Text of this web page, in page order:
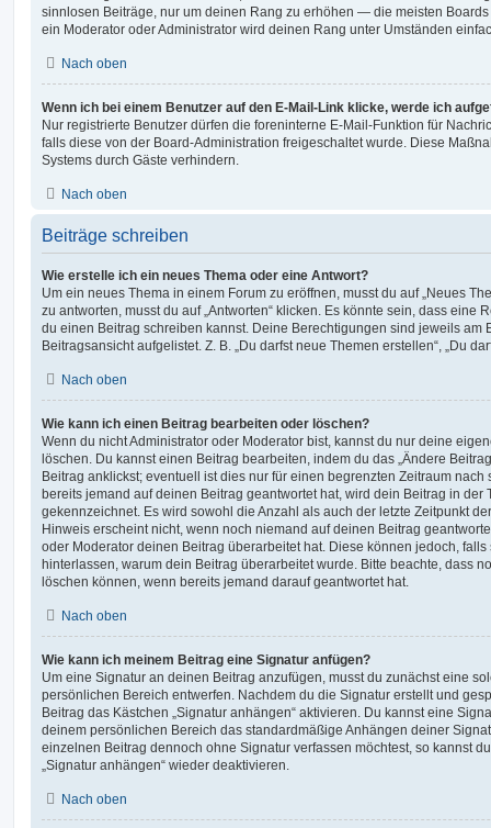
sinnlosen Beiträge, nur um deinen Rang zu erhöhen — die meisten
ein Moderator oder Administrator wird deinen Rang unter Umständen
Nach oben
Wenn ich bei einem Benutzer auf den E-Mail-Link klicke, werde ich
Nur registrierte Benutzer dürfen die foreninterne E-Mail-Funktion für
falls diese von der Board-Administration freigeschaltet wurde. Diese
Systems durch Gäste verhindern.
Nach oben
Beiträge schreiben
Wie erstelle ich ein neues Thema oder eine Antwort?
Um ein neues Thema in einem Forum zu eröffnen, musst du auf „Neues
zu antworten, musst du auf „Antworten“ klicken. Es könnte sein, dass eine
du einen Beitrag schreiben kannst. Deine Berechtigungen sind jeweils am
Beitragsansicht aufgelistet. Z. B. „Du darfst neue Themen erstellen“, „Du
Nach oben
Wie kann ich einen Beitrag bearbeiten oder löschen?
Wenn du nicht Administrator oder Moderator bist, kannst du nur deine
löschen. Du kannst einen Beitrag bearbeiten, indem du das „Ändere
Beitrag anklickst; eventuell ist dies nur für einen begrenzten Zeitraum
bereits jemand auf deinen Beitrag geantwortet hat, wird dein Beitrag in der
gekennzeichnet. Es wird sowohl die Anzahl als auch der letzte Zeitpunkt
Hinweis erscheint nicht, wenn noch niemand auf deinen Beitrag
oder Moderator deinen Beitrag überarbeitet hat. Diese können jedoch,
hinterlassen, warum dein Beitrag überarbeitet wurde. Bitte beachte, dass
löschen können, wenn bereits jemand darauf geantwortet hat.
Nach oben
Wie kann ich meinem Beitrag eine Signatur anfügen?
Um eine Signatur an deinen Beitrag anzufügen, musst du zunächst eine
persönlichen Bereich entwerfen. Nachdem du die Signatur erstellt und
Beitrag das Kästchen „Signatur anhängen“ aktivieren. Du kannst eine
deinem persönlichen Bereich das standardmäßige Anhängen deiner
einzelnen Beitrag dennoch ohne Signatur verfassen möchtest, so kannst
„Signatur anhängen“ wieder deaktivieren.
Nach oben